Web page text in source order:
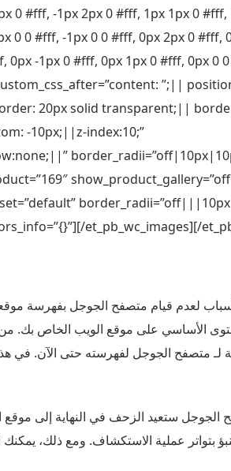
0 #fff, -1px 2px 0 #fff, 1px 1px 0 #fff,
0 0 #fff, -1px 0 0 #fff, 0px 2px 0 #fff,
-1px 0 #fff, 0px 1px 0 #fff, 0px 0
”;||
20px solid transparent;||
-10px;||z-index:10;”
et_pb_wc_images][/
لعدم قيام متصفح الجوجل بفهرسة
الأساسي على موقع الويب الخاص بك.
لـ متصفح الجوجل لفهرسته حتى الآن.
الجوجل ستعيد الزحف في النهاية إلى
بتواتر عملية الاستكشاف. ومع ذلك،